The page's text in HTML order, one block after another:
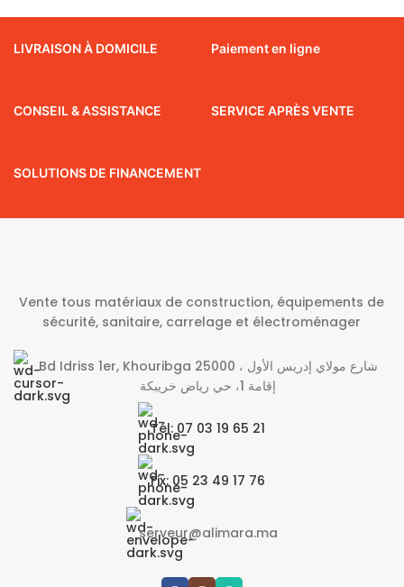
LIVRAISON À DOMICILE Paiement en ligne
CONSEIL & ASSISTANCE SERVICE APRÈS VENTE
SOLUTIONS DE FINANCEMENT
Vente tous matériaux de construction, équipements de
sécurité, sanitaire, carrelage et électroménager
Bd Idriss 1er, Khouribga 25000 شارع مولاي إدريس الأول ،
إقامة 1، حي رياض خريبكة
Tél: 07 03 19 65 21
Fix: 05 23 49 17 76
serveur@alimara.ma